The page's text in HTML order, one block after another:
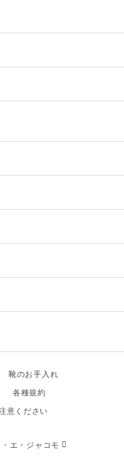
靴のお手入れ
各種規約
意ください
エ・ジャコモ